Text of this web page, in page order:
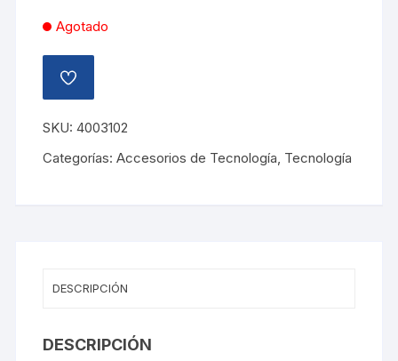
Agotado
AÑADIR
A
LISTA
DE
DESEOS
SKU:4003102
Categorías:Accesorios de Tecnología, Tecnología
DESCRIPCIÓN
DESCRIPCIÓN